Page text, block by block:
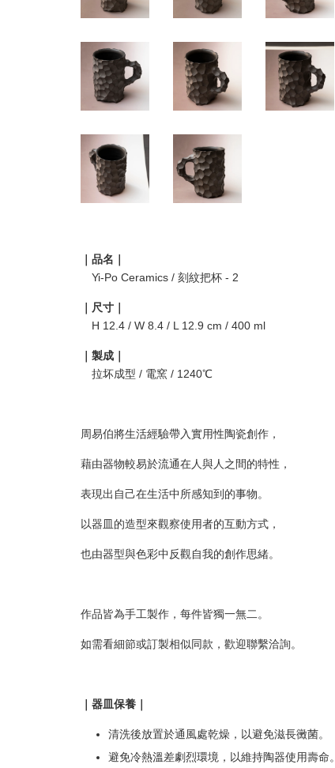
｜品名｜
Yi-Po Ceramics / 刻紋把杯 - 2
｜尺寸｜
H 12.4 / W 8.4 / L 12.9 cm / 400 ml
｜製成｜
拉坏成型 / 電窯 / 1240℃
周易伯將生活經驗帶入實用性陶瓷創作，
藉由器物較易於流通在人與人之間的特性，
表現出自己在生活中所感知到的事物。
以器皿的造型來觀察使用者的互動方式，
也由器型與色彩中反觀自我的創作思緒。
作品皆為手工製作，每件皆獨一無二。
如需看細節或訂製相似同款，歡迎聯繫洽詢。
｜器皿保養｜
清洗後放置於通風處乾燥，以避免滋長黴菌。
避免冷熱溫差劇烈環境，以維持陶器使用壽命。